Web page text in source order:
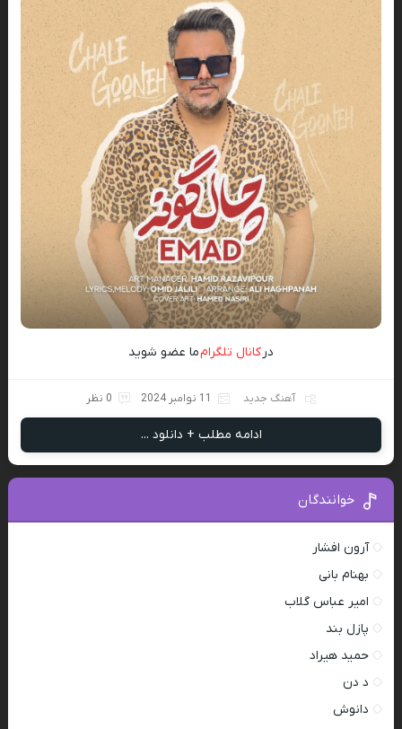
درکانال تلگرامما عضو شوید
آهنگ جدید 11 نوامبر 2024 0 نظر
ادامه مطلب + دانلود ...
خوانندگان
آرون افشار
بهنام بانی
امیر عباس گلاب
پازل بند
حمید هیراد
د دن
دانوش